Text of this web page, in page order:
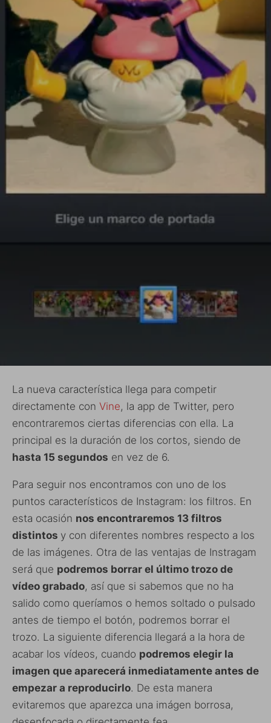
La nueva característica llega para competir
directamente con Vine, la app de Twitter, pero
encontraremos ciertas diferencias con ella. La
principal es la duración de los cortos, siendo de
hasta 15 segundos en vez de 6.
Para seguir nos encontramos con uno de los
puntos característicos de Instagram: los filtros. En
esta ocasión nos encontraremos 13 filtros
distintos y con diferentes nombres respecto a los
de las imágenes. Otra de las ventajas de Instragam
será que podremos borrar el último trozo de
vídeo grabado, así que si sabemos que no ha
salido como queríamos o hemos soltado o pulsado
antes de tiempo el botón, podremos borrar el
trozo. La siguiente diferencia llegará a la hora de
acabar los vídeos, cuando podremos elegir la
imagen que aparecerá inmediatamente antes de
empezar a reproducirlo. De esta manera
evitaremos que aparezca una imágen borrosa,